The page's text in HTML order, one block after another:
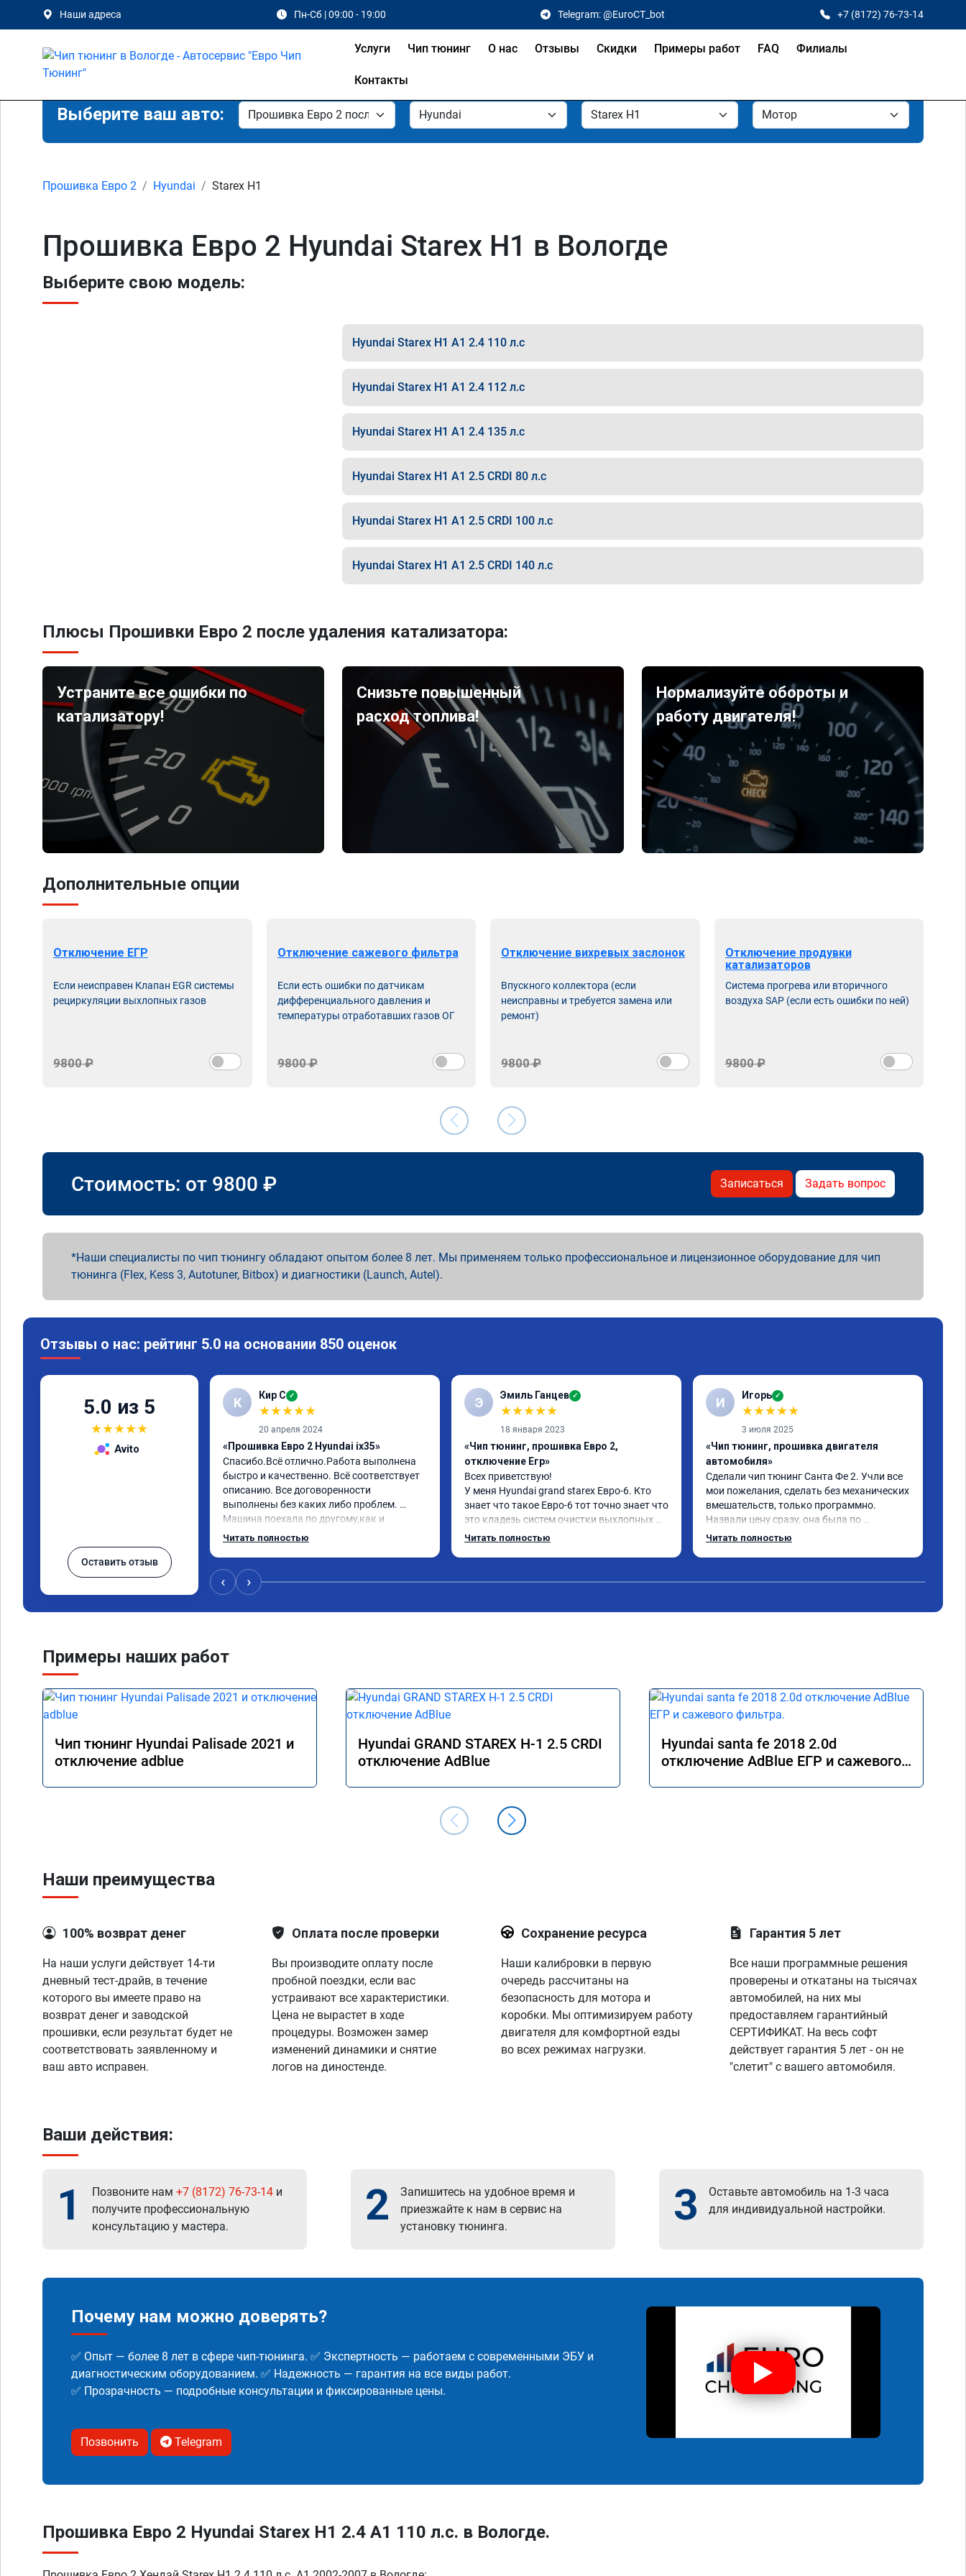
Наши адреса Пн-Сб | 09:00 - 19:00 Telegram: @EuroCT_bot +7 (8172) 76-73-14
Услуги Чип тюнинг О нас Отзывы Скидки Примеры работ FAQ Филиалы
Контакты
Выберите ваш авто:
Прошивка Евро 2 Hyundai Starex H1
Прошивка Евро 2 Hyundai Starex H1 в Вологде
Выберите свою модель:
Hyundai Starex H1 A1 2.4 110 л.с
Hyundai Starex H1 A1 2.4 112 л.с
Hyundai Starex H1 A1 2.4 135 л.с
Hyundai Starex H1 A1 2.5 CRDI 80 л.с
Hyundai Starex H1 A1 2.5 CRDI 100 л.с
Hyundai Starex H1 A1 2.5 CRDI 140 л.с
Плюсы Прошивки Евро 2 после удаления катализатора:
Устраните все ошибки по
катализатору!
Снизьте повышенный
расход топлива!
Нормализуйте обороты и
работу двигателя!
Дополнительные опции
Отключение ЕГР
Если неисправен Клапан EGR системы
рециркуляции выхлопных газов
9800 ₽
Отключение сажевого фильтра
Если есть ошибки по датчикам
дифференциального давления и
температуры отработавших газов ОГ
9800 ₽
Отключение вихревых заслонок
Впускного коллектора (если
неисправны и требуется замена или
ремонт)
9800 ₽
Отключение продувки
катализаторов
Система прогрева или вторичного
воздуха SAP (если есть ошибки по ней)
9800 ₽
Стоимость: от 9800 ₽ Записаться Задать вопрос
Наши специалисты по чип тюнингу обладают опытом более 8 лет. Мы применяем только профессиональное и лицензионное оборудование для чип
тюнинга (Flex, Kess 3, Autotuner, Bitbox) и диагностики (Launch, Autel).
Отзывы о нас: рейтинг 5.0 на основании 850 оценок
5.0 из 5
★★★★★
Avito
Оставить отзыв
К Кир С ✓
★★★★★
20 апреля 2024
«Прошивка Евро 2 Hyundai ix35»
Спасибо.Всё отлично.Работа выполнена
быстро и качественно. Всё соответствует
описанию. Все договоренности
выполнены без каких либо проблем.
Машина поехала по другому,как и
обещали. Всё понравилось. Рекомендую
Читать полностью
Э Эмиль Ганцев ✓
★★★★★
18 января 2023
«Чип тюнинг, прошивка Евро 2,
отключение Егр»
Всех приветствую!
У меня Hyundai grand starex Евро-6. Кто
знает что такое Евро-6 тот точно знает что
это кладезь систем очистки выхлопных
газов, там и ЕГР и мочевина, сажевый
В общем рекомендую. Всем добра и
Читать полностью
И Игорь ✓
★★★★★
3 июля 2025
«Чип тюнинг, прошивка двигателя
автомобиля»
Сделали чип тюнинг Санта Фе 2. Учли все
мои пожелания, сделать без механических
вмешательств, только программно.
Назвали цену сразу, она была по
окончании работ без изменений.
Читать полностью
‹ ›
Примеры наших работ
Чип тюнинг Hyundai Palisade 2021 и
отключение adblue
Hyundai GRAND STAREX H-1 2.5 CRDI
отключение AdBlue
Hyundai santa fe 2018 2.0d
отключение AdBlue ЕГР и сажевого
Наши преимущества
100% возврат денег
На наши услуги действует 14-ти
дневный тест-драйв, в течение
которого вы имеете право на
возврат денег и заводской
прошивки, если результат будет не
соответствовать заявленному и
ваш авто исправен.
Оплата после проверки
Вы производите оплату после
пробной поездки, если вас
устраивают все характеристики.
Цена не вырастет в ходе
процедуры. Возможен замер
изменений динамики и снятие
логов на диностенде.
Сохранение ресурса
Наши калибровки в первую
очередь рассчитаны на
безопасность для мотора и
коробки. Мы оптимизируем работу
двигателя для комфортной езды
во всех режимах нагрузки.
Гарантия 5 лет
Все наши программные решения
проверены и откатаны на тысячах
автомобилей, на них мы
предоставляем гарантийный
СЕРТИФИКАТ. На весь софт
действует гарантия 5 лет - он не
"слетит" с вашего автомобиля.
Ваши действия:
1 Позвоните нам +7 (8172) 76-73-14 и
получите профессиональную
консультацию у мастера.
2
Запишитесь на удобное время и
приезжайте к нам в сервис на
установку тюнинга.
3
Оставьте автомобиль на 1-3 часа
для индивидуальной настройки.
Почему нам можно доверять?
✅ Опыт — более 8 лет в сфере чип-тюнинга. ✅ Экспертность — работаем с современными ЭБУ и
диагностическим оборудованием. ✅ Надежность — гарантия на все виды работ.
✅ Прозрачность — подробные консультации и фиксированные цены.
Позвонить Telegram
Прошивка Евро 2 Hyundai Starex H1 2.4 A1 110 л.с. в Вологде.